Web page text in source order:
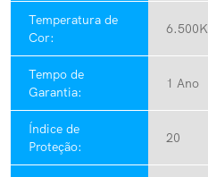
Temperatura de
Cor:
6.500K
Tempo de
Garantia:
1 Ano
Índice de
Proteção:
20